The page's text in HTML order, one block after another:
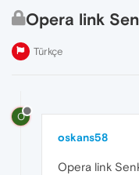
Opera link
Türkçe
O
oskans58
Opera link